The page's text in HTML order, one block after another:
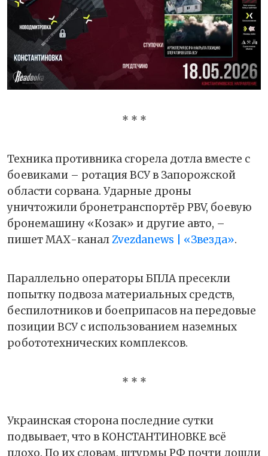
* * *
Техника противника сгорела дотла вместе с
боевиками – ротация ВСУ в Запорожской
области сорвана. Ударные дроны
уничтожили бронетранспортёр PBV, боевую
бронемашину «Козак» и другие авто, –
пишет МАХ-каналZvezdanews | «Звезда».
Параллельно операторы БПЛА пресекли
попытку подвоза материальных средств,
беспилотников и боеприпасов на передовые
позиции ВСУ с использованием наземных
робототехнических комплексов.
* * *
Украинская сторона последние сутки
подвывает, что в КОНСТАНТИНОВКЕ всё
плохо. По их словам, штурмы РФ почти дошли